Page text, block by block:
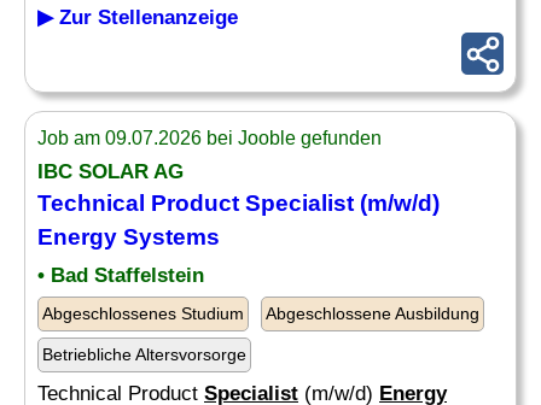
▶ Zur Stellenanzeige
Job am 09.07.2026 bei Jooble gefunden
IBC SOLAR AG
Technical Product Specialist (m/w/d)
Energy Systems
• Bad Staffelstein
Abgeschlossenes Studium Abgeschlossene Ausbildung
Betriebliche Altersvorsorge
Technical Product Specialist (m/w/d) Energy